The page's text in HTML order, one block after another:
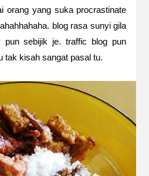
orang yang suka procrastinate
blog rasa sunyi gila
pun sebijik je. traffic blog pun
tak kisah sangat pasal tu.